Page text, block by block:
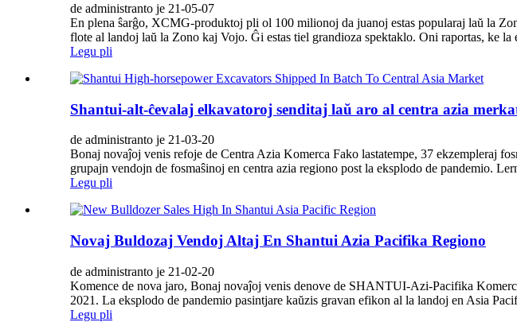
de administranto je 21-05-07
En plena ŝarĝo, XCMG-produktoj pli ol 100 milionoj da juanoj estas popularaj laŭ la
flote al landoj laŭ la Zono kaj Vojo. Ĝi estas tiel grandioza spektaklo. Oni raportas, ke la
Legu pli
Shantui-alt-ĉevalaj elkavatoroj senditaj laŭ aro al centra azia
de administranto je 21-03-20
Bonaj novaĵoj venis refoje de Centra Azia Komerca Fako lastatempe, 37 ekzempleraj
grupajn vendojn de fosmaŝinoj en centra azia regiono post la eksplodo de pandemio.
Legu pli
Novaj Buldozaj Vendoj Altaj En Shantui Azia Pacifika Regiono
de administranto je 21-02-20
Komence de nova jaro, Bonaj novaĵoj venis denove de SHANTUI-Azi-Pacifika
2021. La eksplodo de pandemio pasintjare kaŭzis gravan efikon al la landoj en Asia
Legu pli